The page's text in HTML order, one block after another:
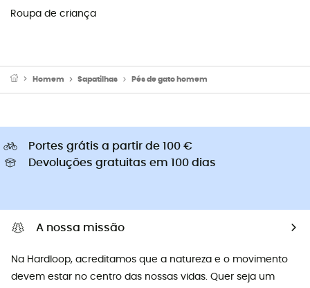
Roupa de criança
Homem Sapatilhas Pés de gato homem
Portes grátis a partir de 100 €
Devoluções gratuitas em 100 dias
A nossa missão
Na Hardloop, acreditamos que a natureza e o movimento
devem estar no centro das nossas vidas. Quer seja um